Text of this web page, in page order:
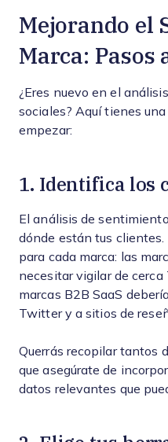
Mejorando el
Marca: Pasos
¿Eres nuevo en el
sociales? Aquí tienes
empezar:
1. Identifica los
El análisis de
dónde están tus
para cada marca: las
necesitar vigilar de
marcas B2B SaaS
Twitter y a sitios de
Querrás recopilar tantos
que asegúrate de
datos relevantes que